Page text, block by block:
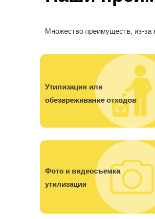
Утилизация или
обезвреживание отходов
Фото и видеосъемка
утилизации
Множество преимуществ, из-